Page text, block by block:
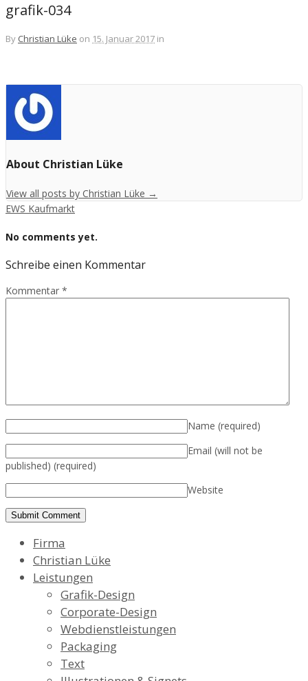
grafik-034
By Christian Lüke on 15. Januar 2017 in
About Christian Lüke
View all posts by Christian Lüke →
EWS Kaufmarkt
No comments yet.
Schreibe einen Kommentar
Kommentar *
Name (required)
Email (will not be
published) (required)
Website
Firma
Christian Lüke
Leistungen
Grafik-Design
Corporate-Design
Webdienstleistungen
Packaging
Text